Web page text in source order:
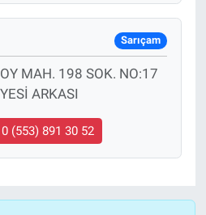
Sarıçam
MAH. 198 SOK. NO:17
ARKASI
0 (553) 891 30 52